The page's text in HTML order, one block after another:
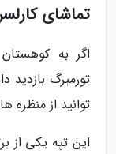
تماشای
اگر به
تورمبرگ بازدید
توانید از منظره
این تپه یکی از